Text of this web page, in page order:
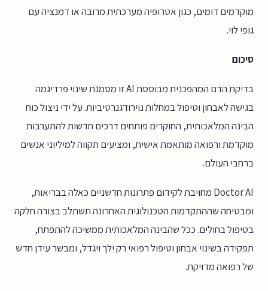
מוקדמים דומים, כגון אטרופיה מערכתית מרובה או דמנציה עם
גופי לוי.
סיכום
בדיקת הדם המהפכנית מבוססת AI זו מסמנת שינוי פרדיגמה
בגישה לאבחון וטיפול במחלות נוירודגנרטיביות. על ידי ניצול כוח
הבינה המלאכותית, החוקרים פותחים דרכים חדשות להתערבות
מוקדמת ורפואה מותאמת אישית, ומציעים תקווה למיליוני אנשים
ברחבי העולם.
Doctor AI מחויבת לקידום פתרונות חדשניים כאלה בבריאות,
ומבטיחה שההתקדמות הטכנולוגית האחרונה תשתלב בצורה חלקה
בטיפול בחולים. ככל שהבינה המלאכותית ממשיכה להתפתח,
תפקידה בשינוי אבחון וטיפול רפואי רק ילך ויגדל, ומבשר עידן חדש
של רפואה מדויקת.